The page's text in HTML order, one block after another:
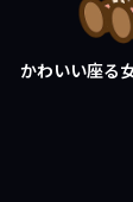
かわいい座る